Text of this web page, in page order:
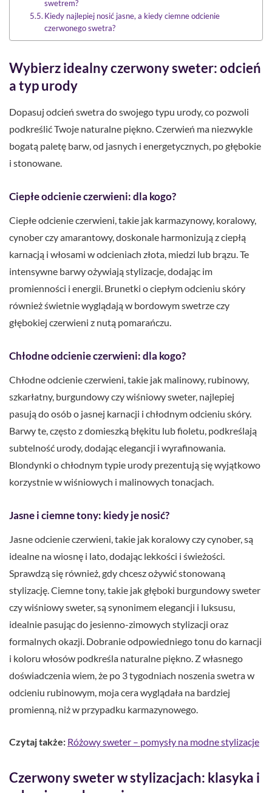
swetrem?
Kiedy najlepiej nosić jasne, a kiedy ciemne odcienie
czerwonego swetra?
Wybierz idealny czerwony sweter: odcień
a typ urody
Dopasuj odcień swetra do swojego typu urody, co pozwoli
podkreślić Twoje naturalne piękno. Czerwień ma niezwykle
bogatą paletę barw, od jasnych i energetycznych, po głębokie
i stonowane.
Ciepłe odcienie czerwieni: dla kogo?
Ciepłe odcienie czerwieni, takie jak karmazynowy, koralowy,
cynober czy amarantowy, doskonale harmonizują z ciepłą
karnacją i włosami w odcieniach złota, miedzi lub brązu. Te
intensywne barwy ożywiają stylizacje, dodając im
promienności i energii. Brunetki o ciepłym odcieniu skóry
również świetnie wyglądają w bordowym swetrze czy
głębokiej czerwieni z nutą pomarańczu.
Chłodne odcienie czerwieni: dla kogo?
Chłodne odcienie czerwieni, takie jak malinowy, rubinowy,
szkarłatny, burgundowy czy wiśniowy sweter, najlepiej
pasują do osób o jasnej karnacji i chłodnym odcieniu skóry.
Barwy te, często z domieszką błękitu lub fioletu, podkreślają
subtelność urody, dodając elegancji i wyrafinowania.
Blondynki o chłodnym typie urody prezentują się wyjątkowo
korzystnie w wiśniowych i malinowych tonacjach.
Jasne i ciemne tony: kiedy je nosić?
Jasne odcienie czerwieni, takie jak koralowy czy cynober, są
idealne na wiosnę i lato, dodając lekkości i świeżości.
Sprawdzą się również, gdy chcesz ożywić stonowaną
stylizację. Ciemne tony, takie jak głęboki burgundowy sweter
czy wiśniowy sweter, są synonimem elegancji i luksusu,
idealnie pasując do jesienno-zimowych stylizacji oraz
formalnych okazji. Dobranie odpowiedniego tonu do karnacji
i koloru włosów podkreśla naturalne piękno. Z własnego
doświadczenia wiem, że po 3 tygodniach noszenia swetra w
odcieniu rubinowym, moja cera wyglądała na bardziej
promienną, niż w przypadku karmazynowego.
Czytaj także: Różowy sweter – pomysły na modne stylizacje
Czerwony sweter w stylizacjach: klasyka i